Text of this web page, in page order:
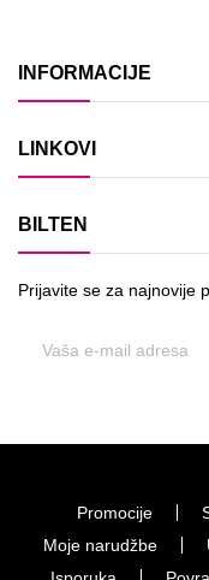
INFORMACIJE
LINKOVI
BILTEN
Prijavite se za najnovije
Promocije
Moje narudžbe